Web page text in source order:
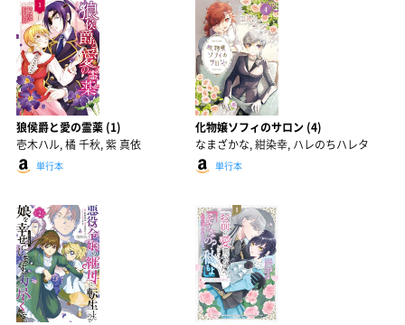
狼侯爵と愛の霊薬 (1)
壱木ハル, 橘 千秋, 紫 真依
単行本
化物嬢ソフィのサロン (4)
なまざかな, 紺染幸, ハレのちハレタ
単行本